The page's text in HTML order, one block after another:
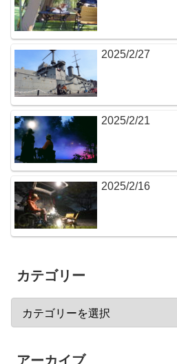
2025/2/27
2025/2/21
2025/2/16
カテゴリー
アーカイブ